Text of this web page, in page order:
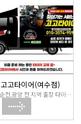
고고타이어(여수점)
여수,순천,광양 전 지역 출장 타이어 교체